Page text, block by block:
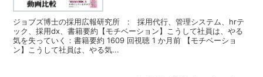
ジョブズ博士の採用広報研究所 : 採用代行、管理システム、hrテ
ック、採用dx、書籍要約【モチベーション】こうして社員は、やる
気を失っていく：書籍要約 1609 回視聴 1 か月前 【モチベーショ
ン】こうして社員は、やる気...